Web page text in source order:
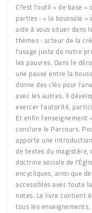
C?est l'outil « de base »
parties : « la boussole »
aide à vous situer dans
thèmes : acteur de la
l'usage juste de notre
les pauvres. Dans le
une pause entre la
donne des clés pour
avec les autres. Il
exercer l'autorité,
Et enfin
conclure le Parcours.
apporte une
de textes du magistère,
doctrine sociale de
encycliques, ainsi que
accessibles avec toute
notes. Le livre contient
tous les enseignements.